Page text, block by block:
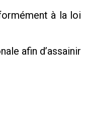
à la loi
afin d’assainir